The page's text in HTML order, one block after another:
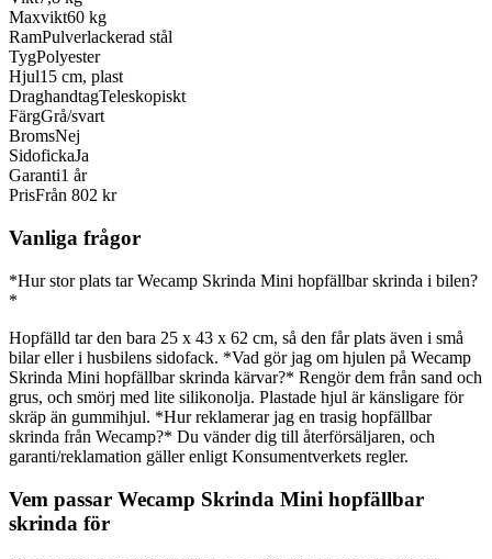
Maxvikt60 kg
RamPulverlackerad stål
TygPolyester
Hjul15 cm, plast
DraghandtagTeleskopiskt
FärgGrå/svart
BromsNej
SidofickaJa
Garanti1 år
PrisFrån 802 kr
Vanliga frågor
*Hur stor plats tar Wecamp Skrinda Mini hopfällbar skrinda i bilen?
*
Hopfälld tar den bara 25 x 43 x 62 cm, så den får plats även i små
bilar eller i husbilens sidofack. *Vad gör jag om hjulen på Wecamp
Skrinda Mini hopfällbar skrinda kärvar?* Rengör dem från sand och
grus, och smörj med lite silikonolja. Plastade hjul är känsligare för
skräp än gummihjul. *Hur reklamerar jag en trasig hopfällbar
skrinda från Wecamp?* Du vänder dig till återförsäljaren, och
garanti/reklamation gäller enligt Konsumentverkets regler.
Vem passar Wecamp Skrinda Mini hopfällbar
skrinda för